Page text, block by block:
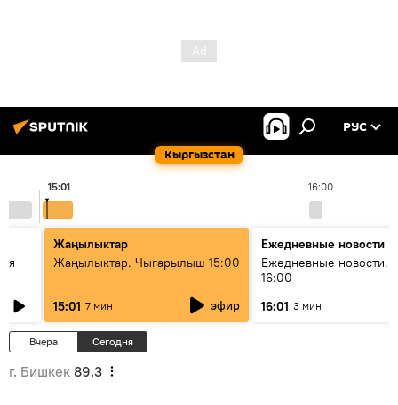
Кыргызстан
РУС
16:00
15:01
Жаңылыктар
Жаңылыктар. Чыгарылыш 15:00
15:01 7 мин эфир
Ежедневные новости
Ежедневные новости.
16:00
16:01 3 мин
Вчера Сегодня
г. Бишкек 89.3